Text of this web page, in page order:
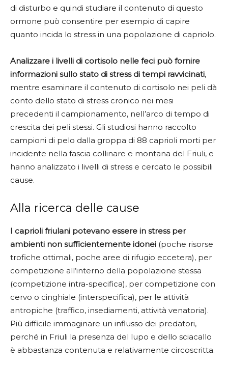
di disturbo e quindi studiare il contenuto di questo
ormone può consentire per esempio di capire
quanto incida lo stress in una popolazione di capriolo.
Analizzare i livelli di cortisolo nelle feci può fornire
informazioni sullo stato di stress di tempi ravvicinati,
mentre esaminare il contenuto di cortisolo nei peli dà
conto dello stato di stress cronico nei mesi
precedenti il campionamento, nell’arco di tempo di
crescita dei peli stessi. Gli studiosi hanno raccolto
campioni di pelo dalla groppa di 88 caprioli morti per
incidente nella fascia collinare e montana del Friuli, e
hanno analizzato i livelli di stress e cercato le possibili
cause.
Alla ricerca delle cause
I caprioli friulani potevano essere in stress per
ambienti non sufficientemente idonei (poche risorse
trofiche ottimali, poche aree di rifugio eccetera), per
competizione all’interno della popolazione stessa
(competizione intra-specifica), per competizione con
cervo o cinghiale (interspecifica), per le attività
antropiche (traffico, insediamenti, attività venatoria).
Più difficile immaginare un influsso dei predatori,
perché in Friuli la presenza del lupo e dello sciacallo
è abbastanza contenuta e relativamente circoscritta.